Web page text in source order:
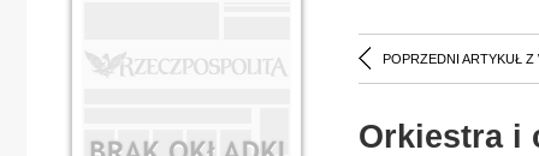
POPRZEDNI ARTYKUŁ Z
Orkiestra i